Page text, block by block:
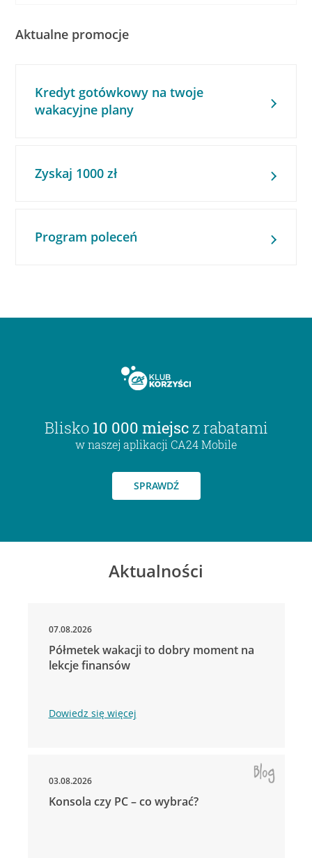
Aktualne promocje
Kredyt gotówkowy na twoje
wakacyjne plany
Zyskaj 1000 zł
Program poleceń
Blisko 10 000 miejsc z rabatami
w naszej aplikacji CA24 Mobile
SPRAWDŹ
Aktualności
07.08.2026
Półmetek wakacji to dobry moment na
lekcje finansów
Dowiedz się więcej
03.08.2026
Konsola czy PC – co wybrać?